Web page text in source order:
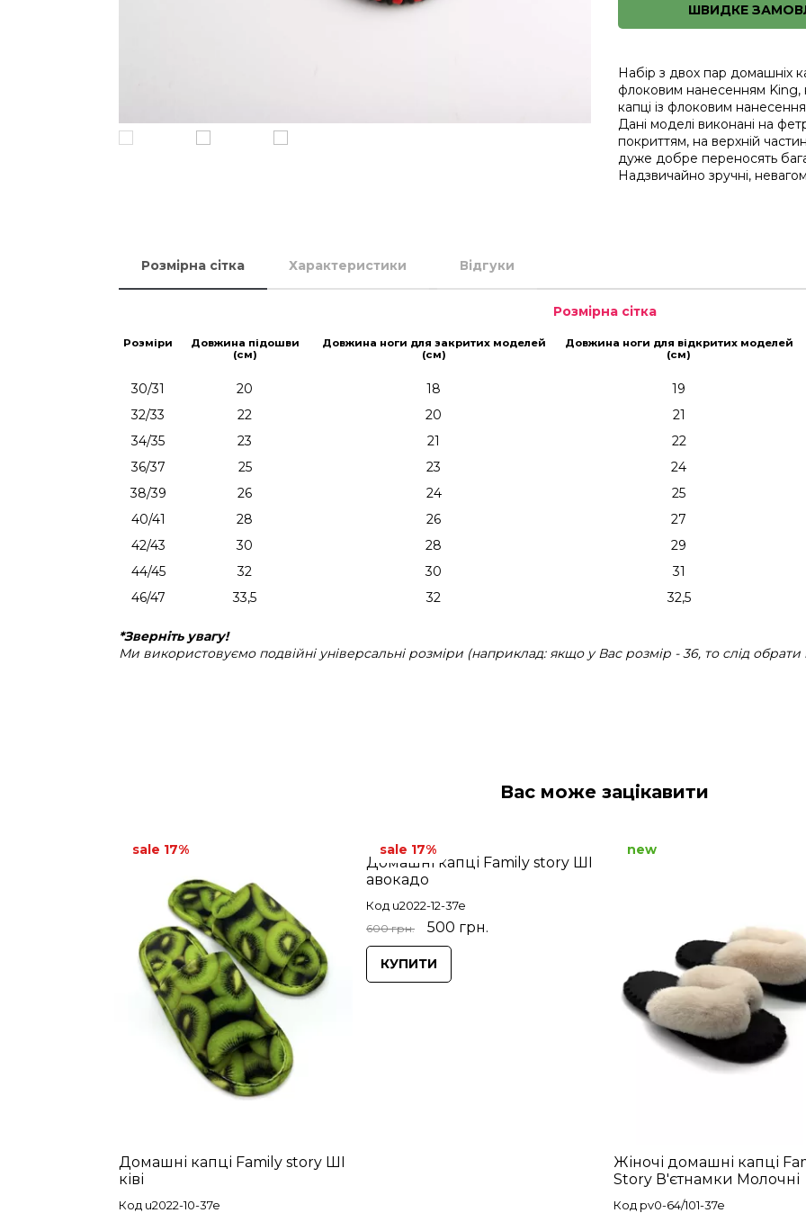
ШВИДКЕ
Набір з двох пар домашніх
флоковим нанесенням King,
капці із флоковим
Дані моделі виконані на
покриттям, на верхній
дуже добре переносять
Надзвичайно зручні,
Розмірна сітка Характеристики Відгуки
Розмірна сітка
Розміри
Довжина підошви
(см)
Довжина ноги для закритих моделей
(см)
Довжина ноги для відкритих моделей
(см)
30/31 20 18 19
32/33
22 20 21
34/35
23 21 22
36/37
25 23 24
38/39
26 24 25
40/41
28 26 27
42/43
30 28 29
44/45
32 30 31
46/47
33,5 32 32,5
*Зверніть увагу!
Ми використовуємо подвійні універсальні розміри (наприклад: якщо у Вас розмір - 36, то слід
Вас може зацікавити
Домашні капці Family story ШІ
ківі
Код u2022-10-37e
sale 17%
Домашні капці Family story ШІ
авокадо
Код u2022-12-37e
600 грн. 500 грн.
sale 17%
КУПИТИ
Жіночі домашні капці
Story В'єтнамки Молочні
Код pv0-64/101-37e
new